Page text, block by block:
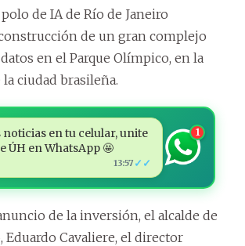
de IA de Río de Janeiro
de un gran complejo
en el Parque Olímpico, en la
ciudad brasileña.
noticias en tu celular, unite
ÚH en WhatsApp 🤩
13:57 ✓✓
1
de la inversión, el alcalde de
Eduardo Cavaliere, el director